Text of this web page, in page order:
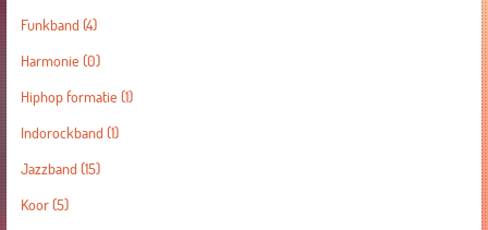
Funkband (4)
Harmonie (0)
Hiphop formatie (1)
Indorockband (1)
Jazzband (15)
Koor(5)